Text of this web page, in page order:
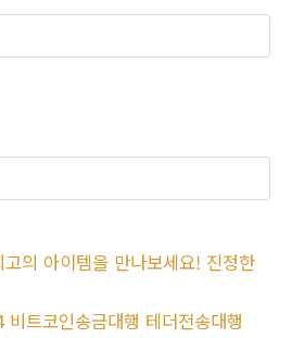
의 아이템을 만나보세요! 진정한
트코인송금대행 테더전송대행